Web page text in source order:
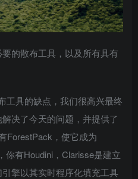
的散布工具，以及所有具有
工具的缺点，我们很高兴最终
决了今天的问题，并提供了
ForestPack，使它成为
你有Houdini，Clarisse是建立
擎以其实时程序化填充工具